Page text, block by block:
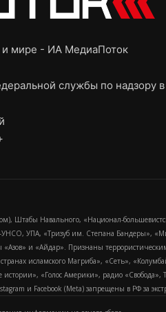
и мире - ИА МедиаПоток
службы по надзору
Штабы Навального, «Национал-
УПА, «Тризуб им. Степана Бандеры»,
«Азов» и «Айдар». Признаны
исламского Магриба», «Сеть»,
«Голос Америки», радио
и Facebook (Metа) запрещены в РФ за